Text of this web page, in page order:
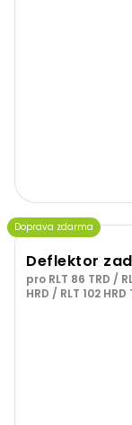
Doprava zdarma
Deflektor
pro RLT 86 TRD /
HRD / RLT 102 HRD